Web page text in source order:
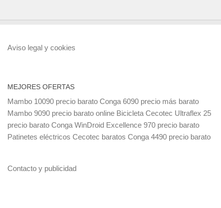
Aviso legal y cookies
MEJORES OFERTAS
Mambo 10090 precio barato Conga 6090 precio más barato
Mambo 9090 precio barato online Bicicleta Cecotec Ultraflex 25
precio barato Conga WinDroid Excellence 970 precio barato
Patinetes eléctricos Cecotec baratos Conga 4490 precio barato
Contacto y publicidad